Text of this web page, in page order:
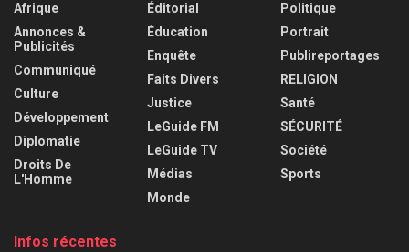
Afrique
Annonces &
Publicités
Communiqué
Culture
Développement
Diplomatie
Droits De
L'Homme
Éditorial
Éducation
Enquête
Faits Divers
Justice
LeGuide FM
LeGuide TV
Médias
Monde
Politique
Portrait
Publireportages
RELIGION
Santé
SÉCURITÉ
Société
Sports
Infos récentes